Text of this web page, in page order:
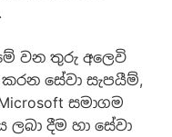
වන තුරු අලෙවි
සේවා සැපයීම්,
සමාගම
දීම හා සේවා